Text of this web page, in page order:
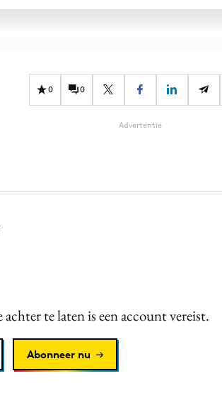
0 0
Advertentie
achter te laten is een account vereist.
Abonneer nu